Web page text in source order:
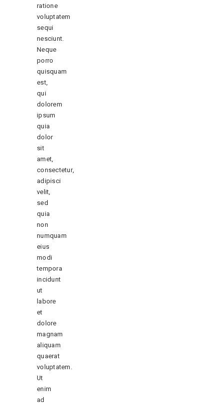
ratione
voluptatem
sequi
nesciunt.
Neque
porro
quisquam
est,
qui
dolorem
ipsum
quia
dolor
sit
amet,
consectetur,
adipisci
velit,
sed
quia
non
numquam
eius
modi
tempora
incidunt
ut
labore
et
dolore
magnam
aliquam
quaerat
voluptatem.
Ut
enim
ad